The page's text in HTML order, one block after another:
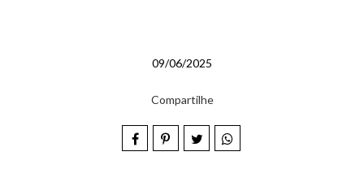
09/06/2025
Compartilhe